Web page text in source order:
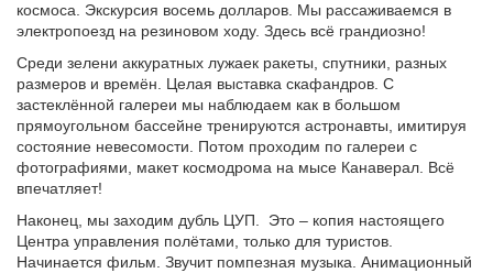
космоса. Экскурсия восемь долларов. Мы рассаживаемся в
электропоезд на резиновом ходу. Здесь всё грандиозно!
Среди зелени аккуратных лужаек ракеты, спутники, разных
размеров и времён. Целая выставка скафандров. С
застеклённой галереи мы наблюдаем как в большом
прямоугольном бассейне тренируются астронавты, имитируя
состояние невесомости. Потом проходим по галереи с
фотографиями, макет космодрома на мысе Канаверал. Всё
впечатляет!
Наконец, мы заходим дубль ЦУП. Это – копия настоящего
Центра управления полётами, только для туристов.
Начинается фильм. Звучит помпезная музыка. Анимационный